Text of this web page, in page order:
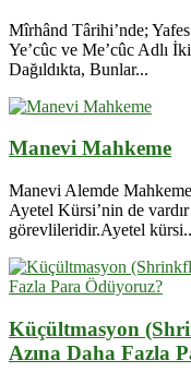
Mîrhând Târihi’nde;
Ye’cûc ve Me’cûc Adlı
Dağıldıkta, Bunlar...
Manevi Mahkeme
Manevi Alemde
Ayetel Kürsi’nin de
görevlileridir.Ayetel
Küçültmasyon
Azına Daha Fazla